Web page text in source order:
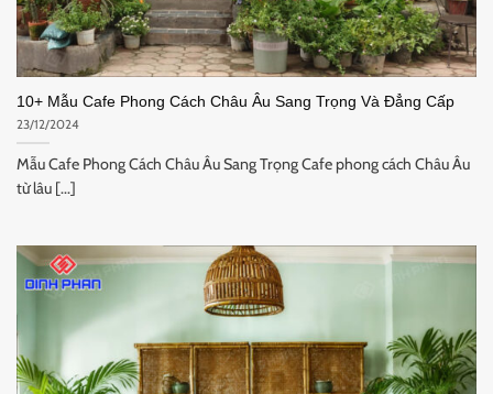
10+ Mẫu Cafe Phong Cách Châu Âu Sang Trọng Và Đẳng Cấp
23/12/2024
Mẫu Cafe Phong Cách Châu Âu Sang Trọng Cafe phong cách Châu Âu
từ lâu [...]